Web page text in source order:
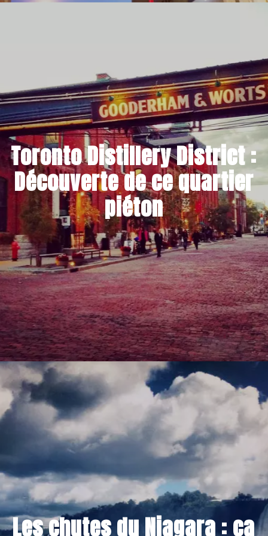
Toronto Distillery District :
Découverte de ce quartier
piéton
7 NOVEMBRE 2014
Les chutes du Niagara : ça